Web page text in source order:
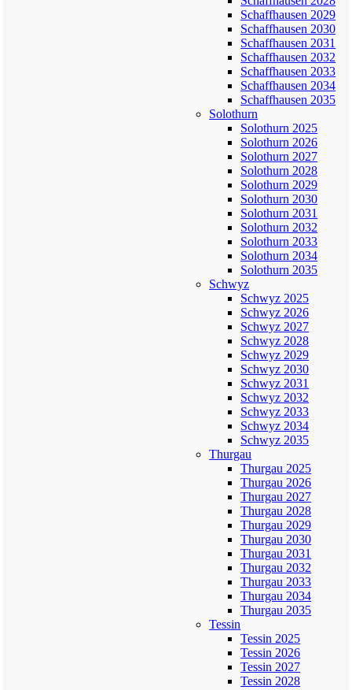
Schaffhausen 2029
Schaffhausen 2030
Schaffhausen 2031
Schaffhausen 2032
Schaffhausen 2033
Schaffhausen 2034
Schaffhausen 2035
Solothurn
Solothurn 2025
Solothurn 2026
Solothurn 2027
Solothurn 2028
Solothurn 2029
Solothurn 2030
Solothurn 2031
Solothurn 2032
Solothurn 2033
Solothurn 2034
Solothurn 2035
Schwyz
Schwyz 2025
Schwyz 2026
Schwyz 2027
Schwyz 2028
Schwyz 2029
Schwyz 2030
Schwyz 2031
Schwyz 2032
Schwyz 2033
Schwyz 2034
Schwyz 2035
Thurgau
Thurgau 2025
Thurgau 2026
Thurgau 2027
Thurgau 2028
Thurgau 2029
Thurgau 2030
Thurgau 2031
Thurgau 2032
Thurgau 2033
Thurgau 2034
Thurgau 2035
Tessin
Tessin 2025
Tessin 2026
Tessin 2027
Tessin 2028